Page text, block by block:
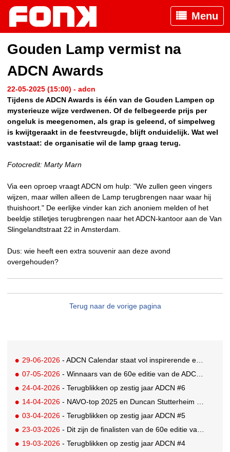
Menu
Gouden Lamp vermist na
ADCN Awards
22-05-2025 (15:00) - adcn
Tijdens de ADCN Awards is één van de Gouden Lampen op
mysterieuze wijze verdwenen. Of de felbegeerde prijs per
ongeluk is meegenomen, als grap is geleend, of simpelweg
is kwijtgeraakt in de feestvreugde, blijft onduidelijk. Wat wel
vaststaat: de organisatie wil de lamp graag terug.
Fotocredit: Marty Marn
Via een oproep vraagt ADCN om hulp: "We zullen geen vingers
wijzen, maar willen alleen de Lamp terugbrengen naar waar hij
thuishoort." De eerlijke vinder kan zich anoniem melden of het
beeldje stilletjes terugbrengen naar het ADCN-kantoor aan de Van
Slingelandtstraat 22 in Amsterdam.
Dus: wie heeft een extra souvenir aan deze avond
overgehouden?
Terug naar de vorige pagina
29-06-2026 - ADCN Calendar staat vol inspirerende en informatieve evenementen
07-05-2026 - Winnaars van de 60e editie van de ADCN Awards bekend!
24-04-2026 - Terugblikken op zestig jaar ADCN #6
14-04-2026 - NAVO-top 2025 en Duncan Stutterheim vallen in de prijzen bij Gouden Giraffe Awards
03-04-2026 - Terugblikken op zestig jaar ADCN #5
23-03-2026 - Dit zijn de finalisten van de 60e editie van de ADCN Awards
19-03-2026 - Terugblikken op zestig jaar ADCN #4